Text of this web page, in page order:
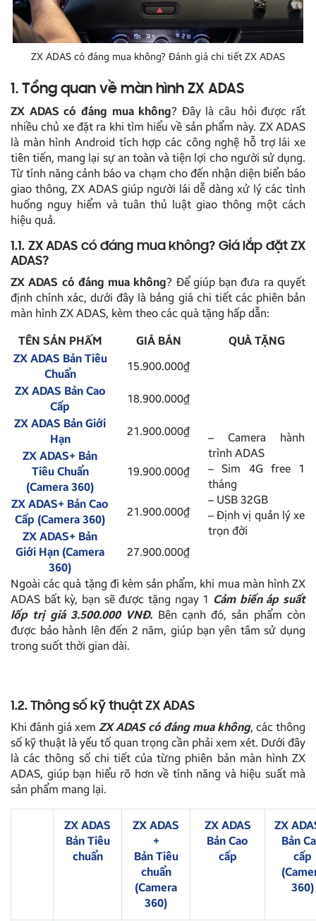
ZX ADAS có đáng mua không? Đánh giá chi tiết ZX ADAS
1. Tổng quan về màn hình ZX ADAS
ZX ADAS có đáng mua không? Đây là câu hỏi được rất
nhiều chủ xe đặt ra khi tìm hiểu về sản phẩm này. ZX ADAS
là màn hình Android tích hợp các công nghệ hỗ trợ lái xe
tiên tiến, mang lại sự an toàn và tiện lợi cho người sử dụng.
Từ tính năng cảnh báo va chạm cho đến nhận diện biển báo
giao thông, ZX ADAS giúp người lái dễ dàng xử lý các tình
huống nguy hiểm và tuân thủ luật giao thông một cách
hiệu quả.
1.1. ZX ADAS có đáng mua không? Giá lắp đặt ZX
ADAS?
ZX ADAS có đáng mua không? Để giúp bạn đưa ra quyết
định chính xác, dưới đây là bảng giá chi tiết các phiên bản
màn hình ZX ADAS, kèm theo các quà tặng hấp dẫn:
TÊN SẢN PHẨM GIÁ BÁN
QUÀ TẶNG
ZX ADAS Bản Tiêu
Chuẩn
15.900.000₫
– Camera hành
trình ADAS
– Sim 4G free 1
tháng
– USB 32GB
– Định vị quản lý xe
trọn đời
ZX ADAS Bản Cao
Cấp
18.900.000₫
ZX ADAS Bản Giới
Hạn
21.900.000₫
ZX ADAS+ Bản
Tiêu Chuẩn
(Camera 360)
19.900.000₫
ZX ADAS+ Bản Cao
Cấp (Camera 360)
21.900.000₫
ZX ADAS+ Bản
Giới Hạn (Camera
360)
27.900.000₫
Ngoài các quà tặng đi kèm sản phẩm, khi mua màn hình ZX
ADAS bất kỳ, bạn sẽ được tặng ngay 1 Cảm biến áp suất
lốp trị giá 3.500.000 VNĐ. Bên cạnh đó, sản phẩm còn
được bảo hành lên đến 2 năm, giúp bạn yên tâm sử dụng
trong suốt thời gian dài.
1.2. Thông số kỹ thuật ZX ADAS
Khi đánh giá xem ZX ADAS có đáng mua không, các thông
số kỹ thuật là yếu tố quan trọng cần phải xem xét. Dưới đây
là các thông số chi tiết của từng phiên bản màn hình ZX
ADAS, giúp bạn hiểu rõ hơn về tính năng và hiệu suất mà
sản phẩm mang lại.
ZX ADAS
Bản Tiêu
chuẩn
ZX ADAS
+
Bản Tiêu
chuẩn
(Camera
360)
ZX ADAS
Bản Cao
cấp
ZX
Bản
cấp
360)